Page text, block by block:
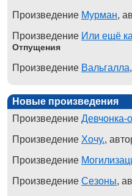
Произведение Мурман,
Произведение Или ещё
Отпущения
Произведение Вальгалла
Новые произведения
Произведение Девчонка-
Произведение Хочу.,
Произведение
Произведение Сезоны,